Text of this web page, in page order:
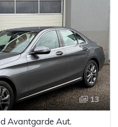
13
Avantgarde Aut.